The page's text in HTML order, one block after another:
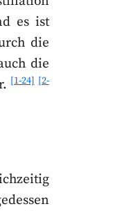
es ist
die
die
[1-24] [2-